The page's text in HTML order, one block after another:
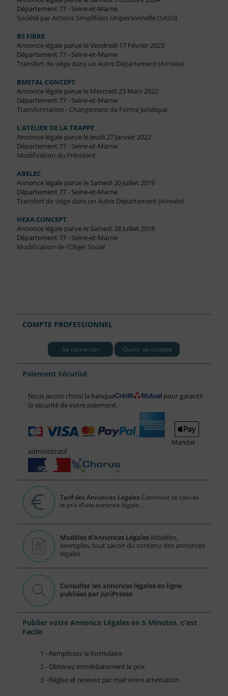
Département 77 - Seine-et-Marne
Société par Actions Simplifiées Unipersonnelle (SASU)
BS FIBRE
Annonce légale parue le Vendredi 17 Février 2023
Département 77 - Seine-et-Marne
Transfert de siège dans un Autre Département (Arrivée)
BMETAL CONCEPT
Annonce légale parue le Mercredi 23 Mars 2022
Département 77 - Seine-et-Marne
Transformation - Changement de Forme Juridique
L'ATELIER DE LA TRAPPE
Annonce légale parue le Jeudi 27 Janvier 2022
Département 77 - Seine-et-Marne
Modification du Président
ABELEC
Annonce légale parue le Samedi 20 Juillet 2019
Département 77 - Seine-et-Marne
Transfert de siège dans un Autre Département (Arrivée)
HEXA CONCEPT
Annonce légale parue le Samedi 28 Juillet 2018
Département 77 - Seine-et-Marne
Modification de l'Objet Social
COMPTE PROFESSIONNEL
Se connecter Ouvrir un compte
Paiement Sécurisé
Nous avons choisi la banque
pour garantir
la sécurité de votre paiement.
Mandat
administratif
Tarif des Annonces Légales Comment se calcule
le prix d’une annonce légale...
Modèles d'Annonces Légales Modèles,
exemples, tout savoir du contenu des annonces
légales
Consulter les annonces légales en ligne
publiées par JuriPresse
Publier votre Annonce Légales en 5 Minutes, c'est
Facile
1 - Remplissez le formulaire
2 - Obtenez immédiatement le prix
3 - Réglez et recevez par mail votre attestation